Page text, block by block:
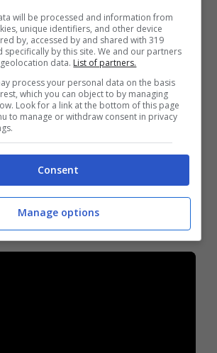
il video che nasconde, al
fotogramma dell’applicazione
will be processed and information from
unique identifiers, and other device
by, accessed by and shared with 319
specifically by this site. We and our partners
data. List of partners.
process your personal data on the basis
which you can object to by managing
Look for a link at the bottom of this page
to manage or withdraw consent in privacy
Consent
Manage options